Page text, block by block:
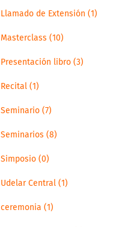
Llamado de Extensión (1)
Masterclass (10)
Presentación libro (3)
Recital (1)
Seminario (7)
Seminarios (8)
Simposio (0)
Udelar Central (1)
ceremonia (1)